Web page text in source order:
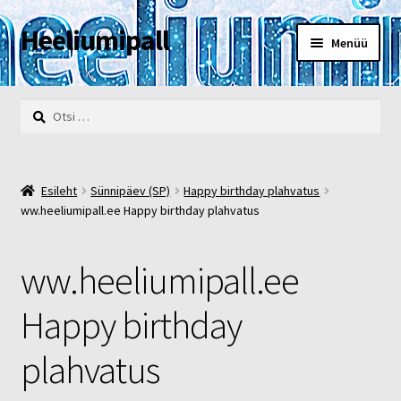
Liigu
navigeerimisele
Liigu
sisu
juurde
Heeliumipall Menüü
Esileht
Kontakt
Müügi- ja privaatsustingimused
POOD
Heelium
Otsi:
Esileht Sünnipäev (SP)
Happy birthday plahvatus
ww.heeliumipall.ee Happy birthday plahvatus
ww.heeliumipall.ee
Happy birthday
plahvatus